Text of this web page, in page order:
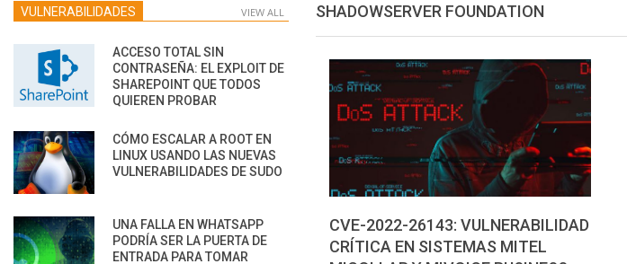
SHADOWSERVER FOUNDATION
CVE-2022-26143: VULNERABILIDAD
CRÍTICA EN SISTEMAS MITEL
VULNERABILIDADES VIEW ALL
ACCESO TOTAL SIN
CONTRASEÑA: EL EXPLOIT DE
SHAREPOINT QUE TODOS
QUIEREN PROBAR
CÓMO ESCALAR A ROOT EN
LINUX USANDO LAS NUEVAS
VULNERABILIDADES DE SUDO
UNA FALLA EN WHATSAPP
PODRÍA SER LA PUERTA DE
ENTRADA PARA TOMAR